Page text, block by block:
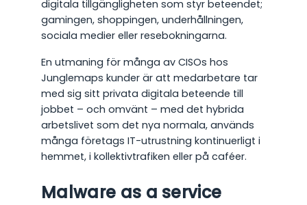
digitala tillgängligheten som styr beteendet;
gamingen, shoppingen, underhållningen,
sociala medier eller resebokningarna.
En utmaning för många av CISOs hos
Junglemaps kunder är att medarbetare tar
med sig sitt privata digitala beteende till
jobbet – och omvänt – med det hybrida
arbetslivet som det nya normala, används
många företags IT-utrustning kontinuerligt i
hemmet, i kollektivtrafiken eller på caféer.
Malware as a service